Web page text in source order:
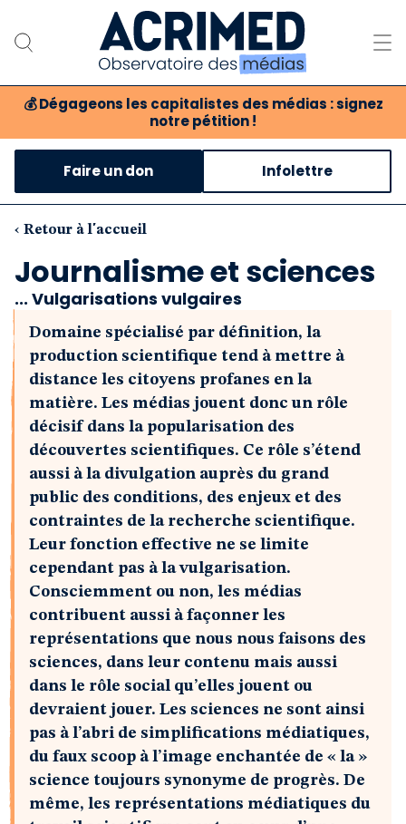
💰 Dégageons les capitalistes des médias : signez
notre pétition !
Notre association
Notre critique des médias
Nos propositions
Notre revue
Boutique
Faire un don Infolettre
‹ Retour à l'accueil
Journalisme et sciences
... Vulgarisations vulgaires
Domaine spécialisé par définition, la
production scientifique tend à mettre à
distance les citoyens profanes en la
matière. Les médias jouent donc un rôle
décisif dans la popularisation des
découvertes scientifiques. Ce rôle s’étend
aussi à la divulgation auprès du grand
public des conditions, des enjeux et des
contraintes de la recherche scientifique.
Leur fonction effective ne se limite
cependant pas à la vulgarisation.
Consciemment ou non, les médias
contribuent aussi à façonner les
représentations que nous nous faisons des
sciences, dans leur contenu mais aussi
dans le rôle social qu’elles jouent ou
devraient jouer. Les sciences ne sont ainsi
pas à l’abri de simplifications médiatiques,
du faux scoop à l’image enchantée de « la »
science toujours synonyme de progrès. De
même, les représentations médiatiques du